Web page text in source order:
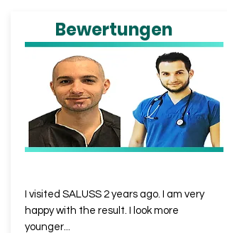
I visited SALUSS 2 years ago. I am very
happy with the result. I look more
younger...
Bewertungen